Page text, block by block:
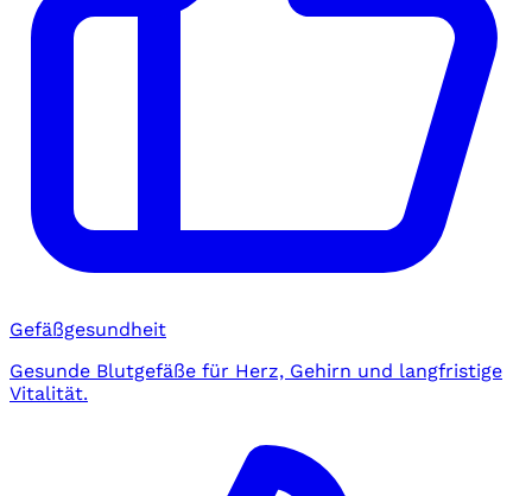
Gefäßgesundheit
Gesunde Blutgefäße für Herz, Gehirn und langfristige
Vitalität.